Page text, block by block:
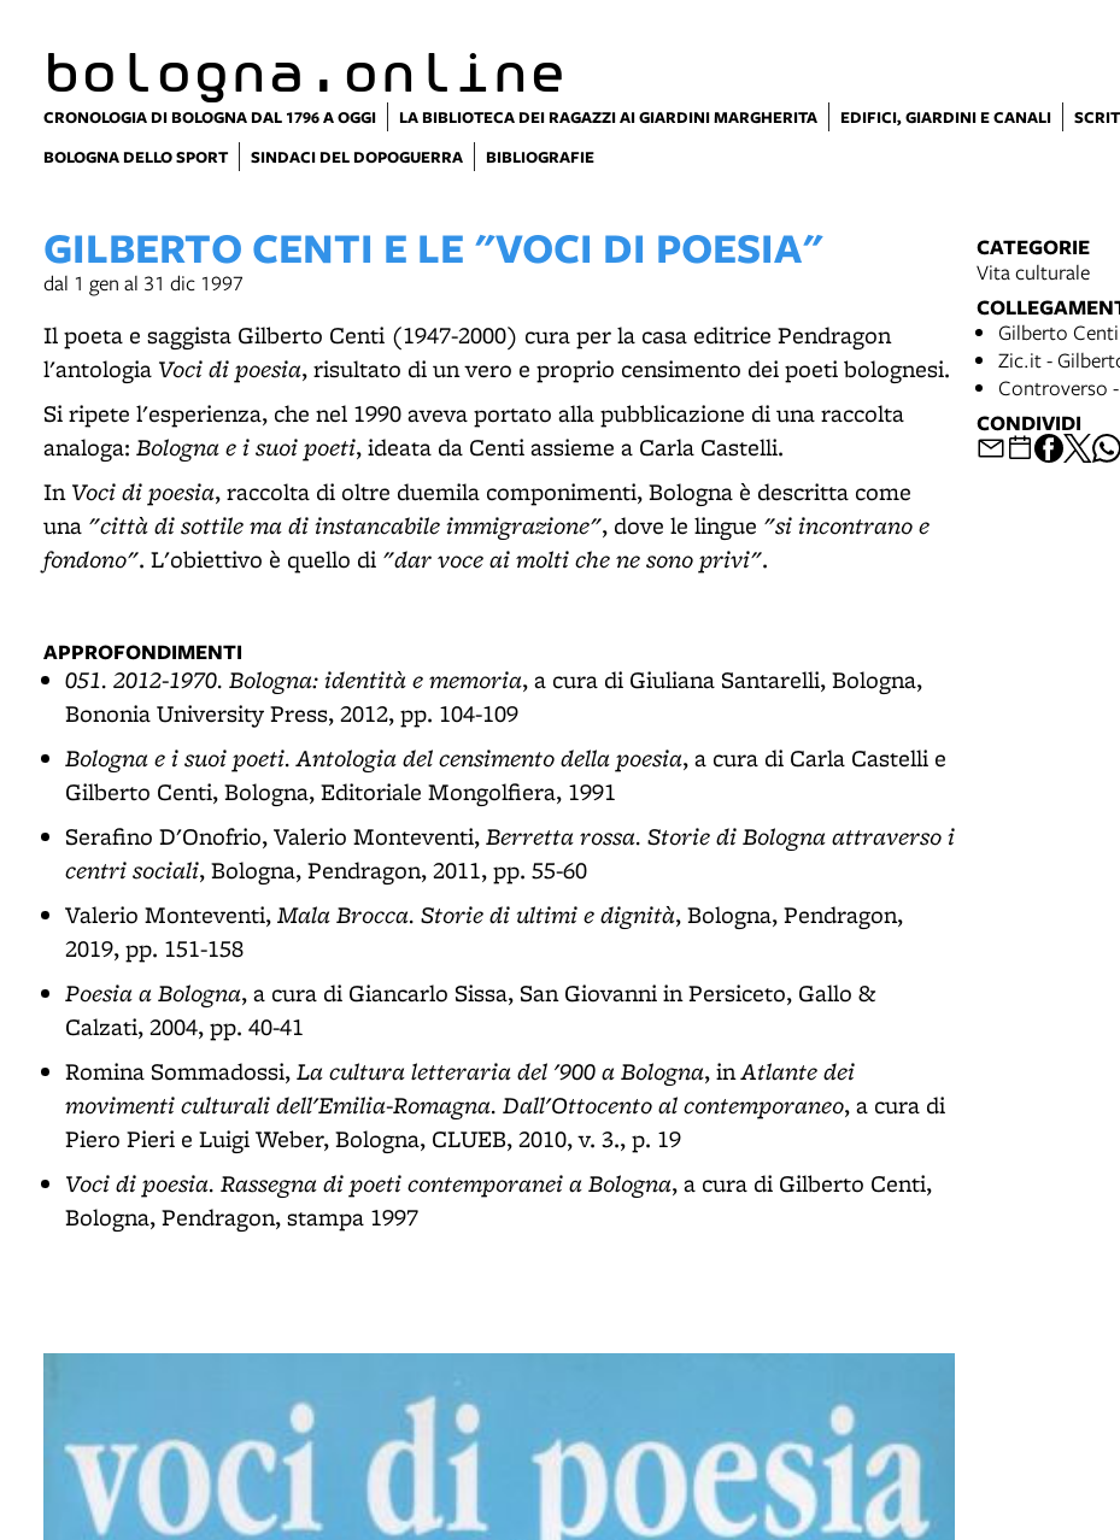
bologna.online
CRONOLOGIA DI BOLOGNA DAL 1796 A OGGI LA BIBLIOTECA DEI RAGAZZI AI GIARDINI MARGHERITA EDIFICI, GIARDINI E CANALI
BOLOGNA DELLO SPORT
SINDACI DEL DOPOGUERRA BIBLIOGRAFIE
GILBERTO CENTI E LE "VOCI DI POESIA"
dal 1 gen al 31 dic 1997
Il poeta e saggista Gilberto Centi (1947-2000) cura per la casa editrice Pendragon
l'antologia Voci di poesia, risultato di un vero e proprio censimento dei poeti bolognesi.
Si ripete l'esperienza, che nel 1990 aveva portato alla pubblicazione di una raccolta
analoga: Bologna e i suoi poeti, ideata da Centi assieme a Carla Castelli.
InVoci di poesia, raccolta di oltre duemila componimenti, Bologna è descritta come
una "città di sottile ma di instancabile immigrazione", dove le lingue "si incontrano e
fondono". L'obiettivo è quello di "dar voce ai molti che ne sono privi".
APPROFONDIMENTI
051. 2012-1970. Bologna: identità e memoria, a cura di Giuliana Santarelli, Bologna,
Bononia University Press, 2012, pp. 104-109
Bologna e i suoi poeti. Antologia del censimento della poesia, a cura di Carla Castelli e
Gilberto Centi, Bologna, Editoriale Mongolfiera, 1991
Serafino D'Onofrio, Valerio Monteventi,Berretta rossa. Storie di Bologna attraverso i
centri sociali, Bologna, Pendragon, 2011, pp. 55-60
Valerio Monteventi,Mala Brocca. Storie di ultimi e dignità, Bologna, Pendragon,
2019, pp. 151-158
Poesia a Bologna, a cura di Giancarlo Sissa, San Giovanni in Persiceto, Gallo &
Calzati, 2004, pp. 40-41
Romina Sommadossi,La cultura letteraria del '900 a Bologna, inAtlante dei
movimenti culturali dell'Emilia-Romagna. Dall'Ottocento al contemporaneo, a cura di
Piero Pieri e Luigi Weber, Bologna, CLUEB, 2010, v. 3., p. 19
Voci di poesia. Rassegna di poeti contemporanei a Bologna, a cura di Gilberto Centi,
Bologna, Pendragon, stampa 1997
CATEGORIE
Vita culturale
Gilberto Centi
Zic.it -
Controverso
CONDIVIDI